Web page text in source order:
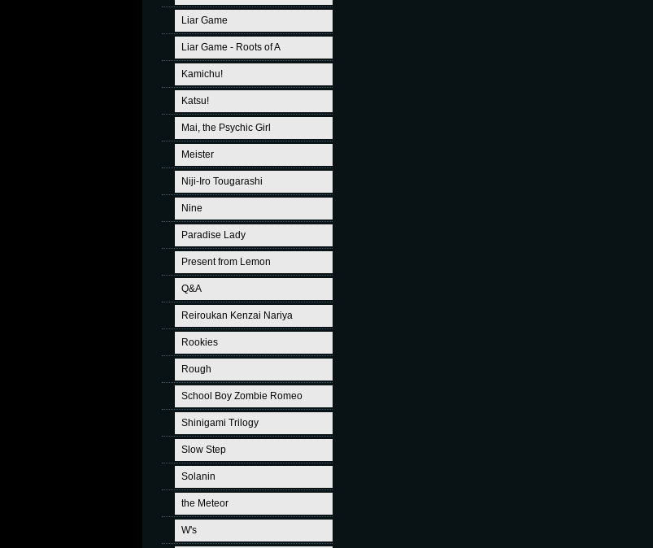
Liar Game
Liar Game - Roots of A
Kamichu!
Katsu!
Mai, the Psychic Girl
Meister
Niji-Iro Tougarashi
Nine
Paradise Lady
Present from Lemon
Q&A
Reiroukan Kenzai Nariya
Rookies
Rough
School Boy Zombie Romeo
Shinigami Trilogy
Slow Step
Solanin
the Meteor
W's